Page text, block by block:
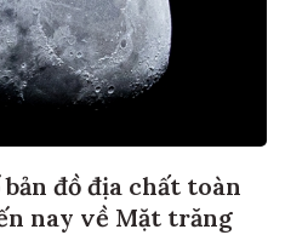
đồ địa chất toàn
nay về Mặt trăng